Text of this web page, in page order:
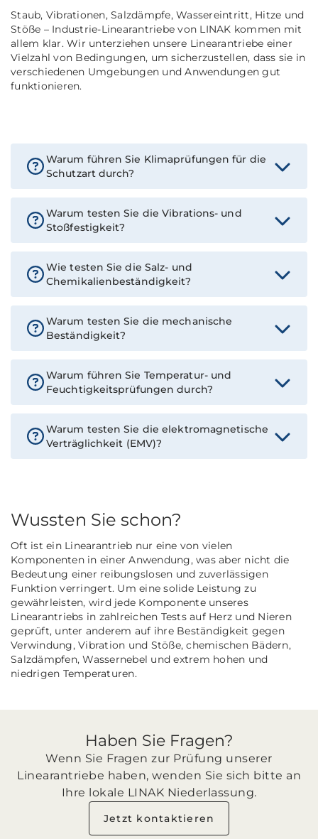
Staub, Vibrationen, Salzdämpfe, Wassereintritt, Hitze und
Stöße – Industrie-Linearantriebe von LINAK kommen mit
allem klar. Wir unterziehen unsere Linearantriebe einer
Vielzahl von Bedingungen, um sicherzustellen, dass sie in
verschiedenen Umgebungen und Anwendungen gut
funktionieren.
Warum führen Sie Klimaprüfungen für die
Schutzart durch?
Warum testen Sie die Vibrations- und
Stoßfestigkeit?
Wie testen Sie die Salz- und
Chemikalienbeständigkeit?
Warum testen Sie die mechanische
Beständigkeit?
Warum führen Sie Temperatur- und
Feuchtigkeitsprüfungen durch?
Warum testen Sie die elektromagnetische
Verträglichkeit (EMV)?
Wussten Sie schon?
Oft ist ein Linearantrieb nur eine von vielen
Komponenten in einer Anwendung, was aber nicht die
Bedeutung einer reibungslosen und zuverlässigen
Funktion verringert. Um eine solide Leistung zu
gewährleisten, wird jede Komponente unseres
Linearantriebs in zahlreichen Tests auf Herz und Nieren
geprüft, unter anderem auf ihre Beständigkeit gegen
Verwindung, Vibration und Stöße, chemischen Bädern,
Salzdämpfen, Wassernebel und extrem hohen und
niedrigen Temperaturen.
Haben Sie Fragen?
Wenn Sie Fragen zur Prüfung unserer
Linearantriebe haben, wenden Sie sich bitte an
Ihre lokale LINAK Niederlassung.
Jetzt kontaktieren